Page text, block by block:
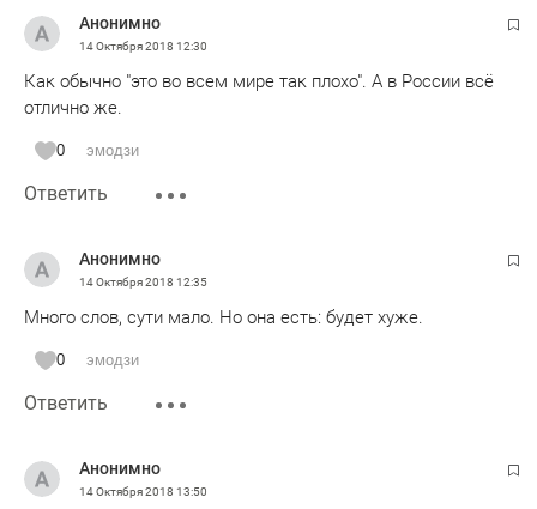
Анонимно
14 Октября 2018 12:30
Как обычно "это во всем мире так плохо". А в России всё
отлично же.
0 эмодзи
Ответить
Анонимно
14 Октября 2018 12:35
Много слов, сути мало. Но она есть: будет хуже.
0 эмодзи
Ответить
Анонимно
14 Октября 2018 13:50